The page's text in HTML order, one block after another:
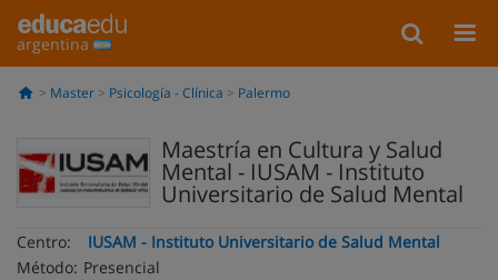
argentina
Master Psicología - Clínica Palermo
Maestría en Cultura y Salud
Mental - IUSAM - Instituto
Universitario de Salud Mental
Centro:
IUSAM - Instituto Universitario de Salud Mental
Método: Presencial